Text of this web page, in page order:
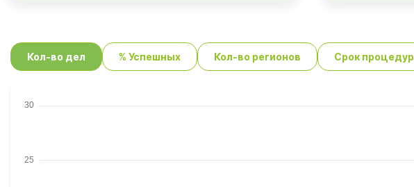
Кол-во дел % Успешных Кол-во регионов Срок процедур